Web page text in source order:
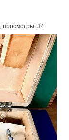
просмотры: 34